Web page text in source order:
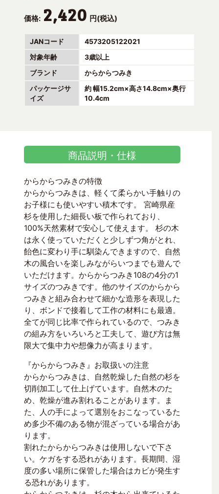
価格: 2,420 円(税込)
JANコード
4573205122021
対象年齢
3歳以上
ブランド
からからつみき
パッケージサ
イズ
約 幅15.2cm×高さ14.8cm×奥行
10.4cm
商品説明・仕様
からからつみきの特徴
からからつみきは、軽くて柔らかい手触りの
お子様にも使いやすい積木です。 宮崎県産
杉を使用した細長い板で作られており、
100%天然素材で安心して使えます。 杉の木
は永く使っていただくと少しずつ角がとれ、
飴色に変わり手に馴染んできますので、自然
木の風合いを楽しみながらいつまでも遊んで
いただけます。からからつみき108の4分の1
サイズのつみきです。他のサイズのからから
つみきと組み合わせて細かな造形を表現した
り、ボンドで接着して工作の材料にも最適。
全てが同じ比率で作られているので、つみき
の組み方をいろいろと工夫して、遊び方は無
限大で集中力や想像力が高まります。
『からからつみき』お取扱いの注意
からからつみきは、自然乾燥した自然の杉を
切削加工して仕上げています。自然木のた
め、乾燥が進み割れることがあります。ま
た、人の手によって選別をおこなっているた
め多少不備のある物が混ざっている場合があ
ります。
割れたからからつみきは使用しないで下さ
い。ケガをする恐れがあります。長期間、湿
度の多い場所に保管した場合はカビが発生す
る恐れがあります。